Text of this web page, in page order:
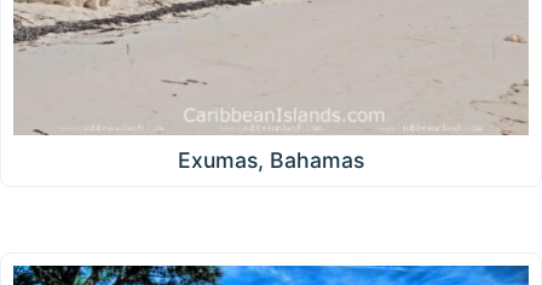
Exumas, Bahamas